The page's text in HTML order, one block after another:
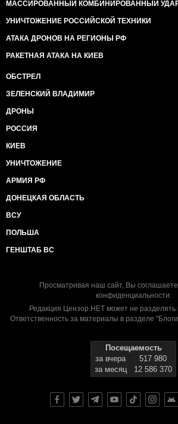
МАССИРОВАННЫЙ КОМБИНИРОВАННЫЙ
УНИЧТОЖЕНИЕ РОССИЙСКОЙ ТЕХНИКИ
АТАКА ДРОНОВ НА РЕГИОНЫ РФ
РАКЕТНАЯ АТАКА НА КИЕВ
ОБСТРЕЛ
ЗЕЛЕНСКИЙ ВЛАДИМИР
ДРОНЫ
РОССИЯ
КИЕВ
УНИЧТОЖЕНИЕ
АРМИЯ РФ
ДОНЕЦКАЯ ОБЛАСТЬ
ВСУ
ПОЛЬША
ГЕНШТАБ ВС
Просматривая наш сайт, Вы
конфиденциальности.
Редакция Цензор.НЕТ может не разделять
Ответственность за материалы в разделе
Посещаемость
за вчера
517 980
за месяц
12 586 370